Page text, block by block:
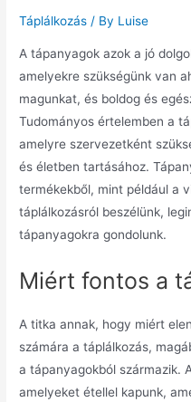
Táplálkozás / By Luise
A tápanyagok azok a jó
amelyekre szükségünk van
magunkat, és boldog és
Tudományos értelemben a
amelyre szervezetként
és életben tartásához.
termékekből, mint például a
táplálkozásról beszélünk,
tápanyagokra gondolunk.
Miért fontos a
A titka annak, hogy miért
számára a táplálkozás,
a tápanyagokból származik.
amelyeket étellel kapunk,